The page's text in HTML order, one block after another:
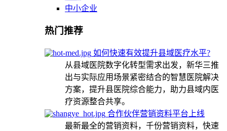
中小企业
热门推荐
如何快速有效提升县域医疗水平?
从县域医院数字化转型需求出发，新华三推
出与实际应用场景紧密结合的智慧医院解决
方案，提升县医院综合能力，助力县域内医
疗资源整合共享。
合作伙伴营销资料平台上线
最新最全的营销资料，千份营销资料，快速